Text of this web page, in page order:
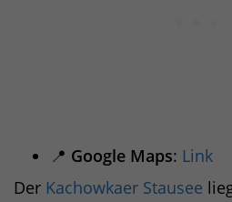
📍 Google Maps: Link
Der Kachowkaer Stausee